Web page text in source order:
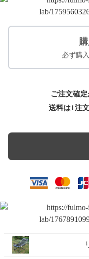
必ず購
ご注文確
送料は1注